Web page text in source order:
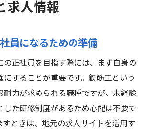
求人情報
員になるための準備
の正社員を目指す際には、まず自身の
することが重要です。鉄筋工という
耐力が求められる職種ですが、未経験
した研修制度があるため心配は不要で
すときは、地元の求人サイトを活用す